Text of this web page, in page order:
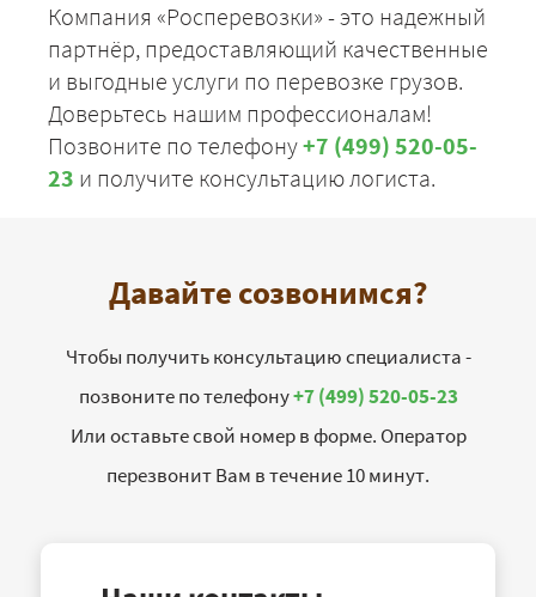
Компания «Росперевозки» - это надежный
партнёр, предоставляющий качественные
и выгодные услуги по перевозке грузов.
Доверьтесь нашим профессионалам!
Позвоните по телефону+7 (499) 520-05-
23 и получите консультацию логиста.
Давайте созвонимся?
Чтобы получить консультацию специалиста -
позвоните по телефону+7 (499) 520-05-23
Или оставьте свой номер в форме. Оператор
перезвонит Вам в течение 10 минут.